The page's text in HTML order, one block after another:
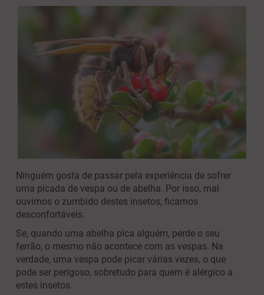
Ninguém gosta de passar pela experiência de sofrer
uma picada de vespa ou de abelha. Por isso, mal
ouvimos o zumbido destes insetos, ficamos
desconfortáveis.
Se, quando uma abelha pica alguém, perde o seu
ferrão, o mesmo não acontece com as vespas. Na
verdade, uma vespa pode picar várias vezes, o que
pode ser perigoso, sobretudo para quem é alérgico a
estes insetos.